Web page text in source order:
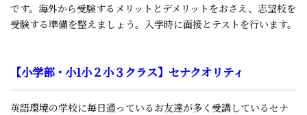
です。海外から受験するメリットとデメリットをおさえ、志望校を
受験する準備を整えましょう。入学時に面接とテストを行います。
【小学部・小1小２小３クラス】セナクオリティ
英語環境の学校に毎日通っているお友達が多く受講しているセナ